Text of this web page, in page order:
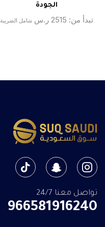
الجودة
تبدأ من: 2515 ر.س شامل الضريبة
تواصل معنا 24/7
966581916240